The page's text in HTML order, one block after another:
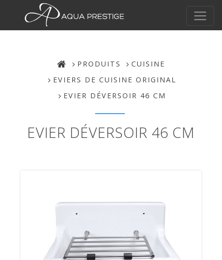
PRODUITS
CUISINE
EVIERS DE CUISINE ORIGINAL
EVIER DÉVERSOIR 46 CM
EVIER DÉVERSOIR 46 CM